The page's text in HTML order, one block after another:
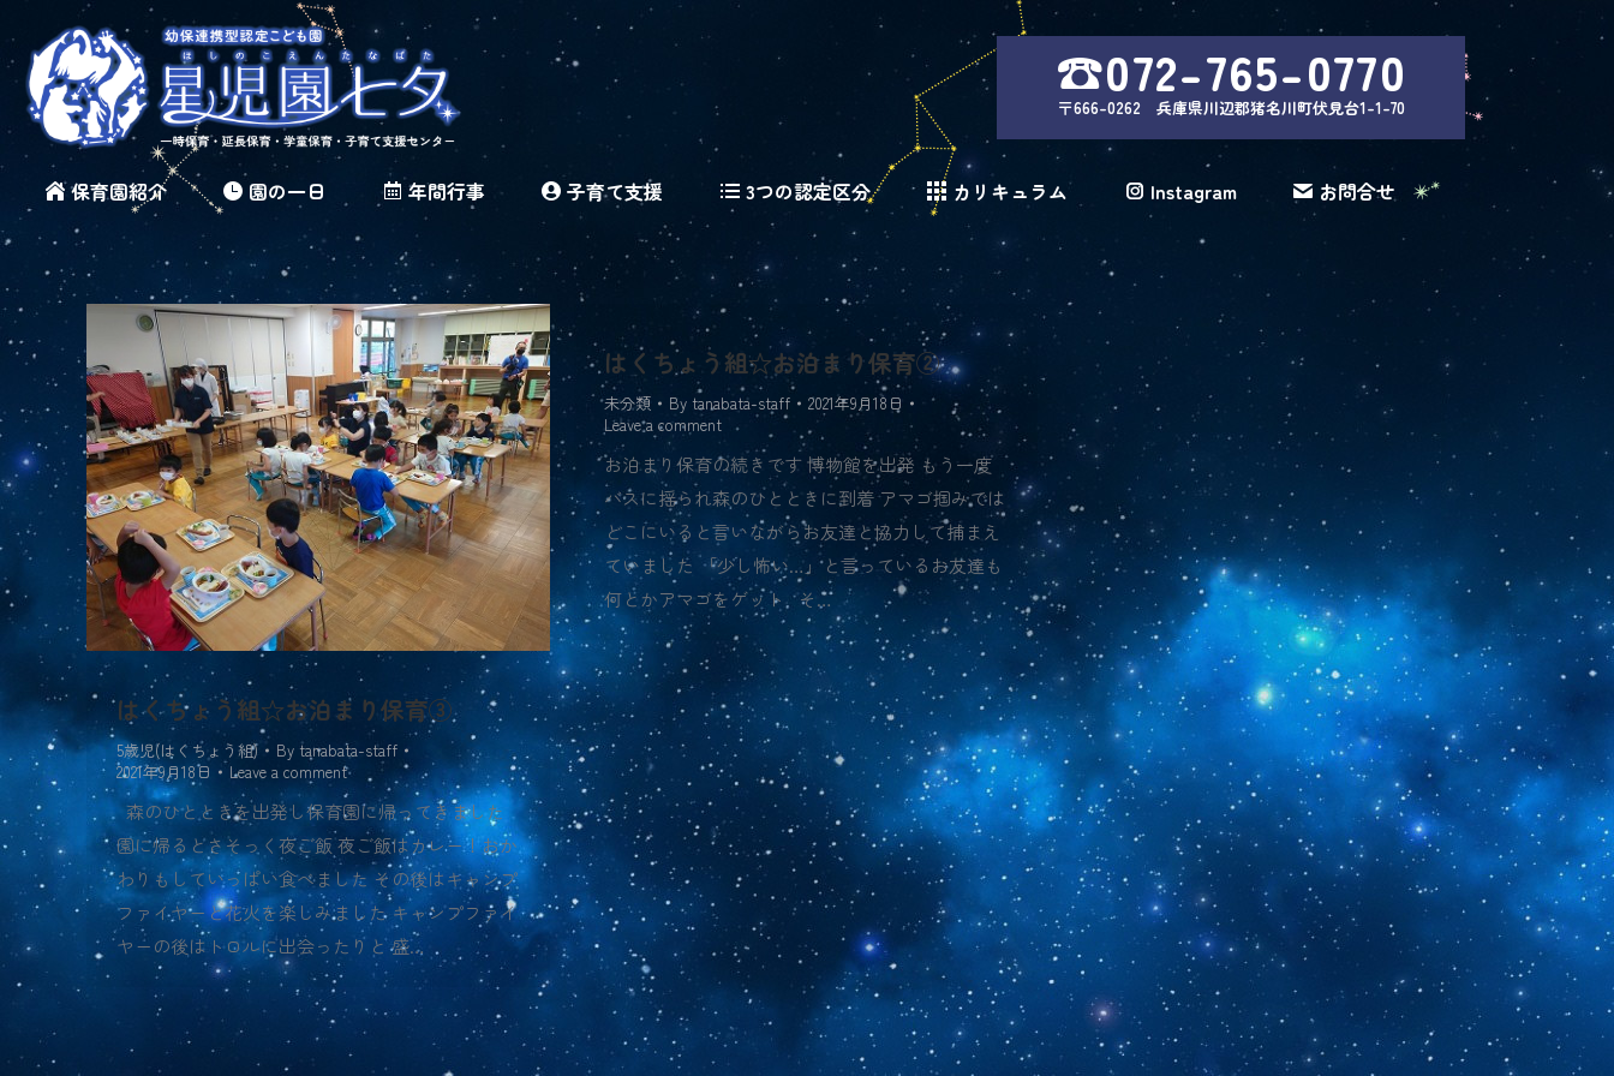
☎072-765-0770
〒666-0262 兵庫県川辺郡猪名川町伏見台1-1-70
保育園紹介 園の一日 年間行事 子育て支援 3つの認定区分 カリキュラム Instagram お問合せ
はくちょう組☆お泊まり保育③
5歳児(はくちょう組) By tanabata-staff
2021年9月18日
Leave a comment
森のひとときを出発し保育園に帰ってきました
園に帰るとさそっく夜ご飯 夜ご飯はカレー！おか
わりもしていっぱい食べました その後はキャンプ
ファイヤーと花火を楽しみました キャンプファイ
ヤーの後はトロルに出会ったりと 盛…
はくちょう組☆お泊まり保育②
未分類 By tanabata-staff
2021年9月18日
Leave a comment
お泊まり保育の続きです 博物館を出発 もう一度
バスに揺られ森のひとときに到着 アマゴ掴みでは
どこにいると言いながらお友達と協力して捕まえ
ていました 「少し怖い…」と言っているお友達も
何とかアマゴをゲット そ…